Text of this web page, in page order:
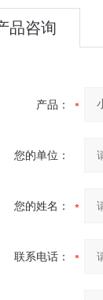
品咨询
产品：
您的单位：
您的姓名：
联系电话：